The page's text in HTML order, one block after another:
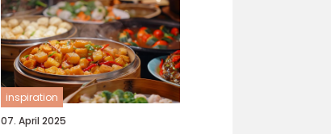
inspiration
07. April 2025